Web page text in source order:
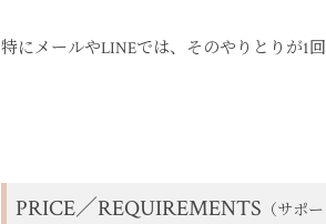
特にメールやLINEでは、そのやりとりが1
PRICE／REQUIREMENTS （サポ